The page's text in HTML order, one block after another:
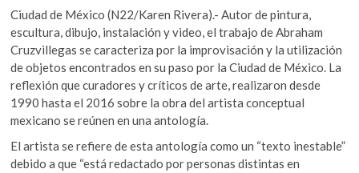
Ciudad de México (N22/Karen Rivera).- Autor de pintura,
escultura, dibujo, instalación y video, el trabajo de Abraham
Cruzvillegas se caracteriza por la improvisación y la utilización
de objetos encontrados en su paso por la Ciudad de México. La
reflexión que curadores y críticos de arte, realizaron desde
1990 hasta el 2016 sobre la obra del artista conceptual
mexicano se reúnen en una antología.
El artista se refiere de esta antología como un “texto inestable”
debido a que “está redactado por personas distintas en